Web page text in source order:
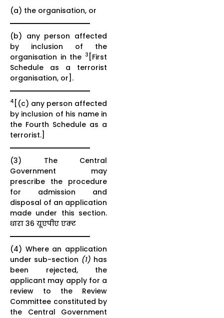
(a) the organisation, or
(b) any person affected
by inclusion of the
organisation in the 3 [First
Schedule as a terrorist
organisation, or].
4 [(c) any person affected
by inclusion of his name in
the Fourth Schedule as a
terrorist.]
(3) The Central
Government may
prescribe the procedure
for admission and
disposal of an application
made under this section.
धारा 36 यूएपीए एक्ट
(4) Where an application
under sub-section (1) has
been rejected, the
applicant may apply for a
review to the Review
Committee constituted by
the Central Government